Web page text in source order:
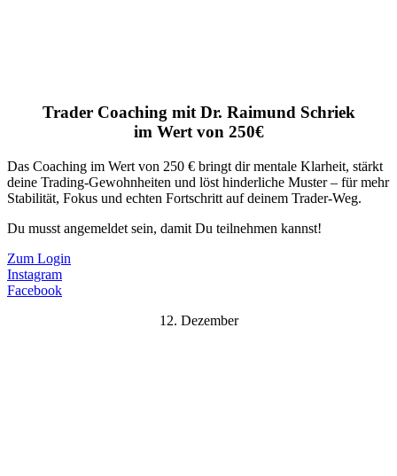
Trader Coaching mit Dr. Raimund Schriek
im Wert von 250€
Das Coaching im Wert von 250 € bringt dir mentale Klarheit, stärkt
deine Trading-Gewohnheiten und löst hinderliche Muster – für mehr
Stabilität, Fokus und echten Fortschritt auf deinem Trader-Weg.
Du musst angemeldet sein, damit Du teilnehmen kannst!
Zum Login
Instagram
Facebook
12. Dezember